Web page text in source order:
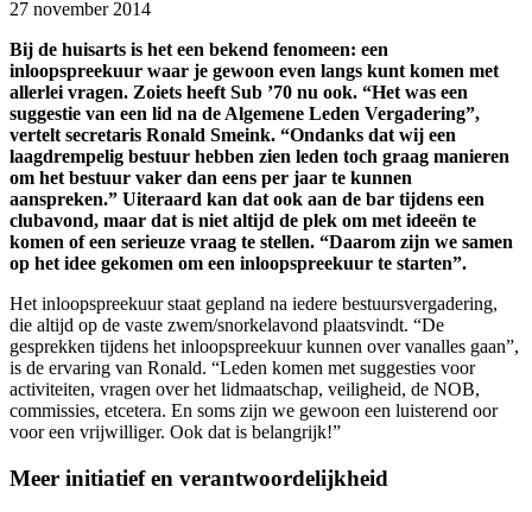
27 november 2014
Bij de huisarts is het een bekend fenomeen: een
inloopspreekuur waar je gewoon even langs kunt komen met
allerlei vragen. Zoiets heeft Sub ’70 nu ook. “Het was een
suggestie van een lid na de Algemene Leden Vergadering”,
vertelt secretaris Ronald Smeink. “Ondanks dat wij een
laagdrempelig bestuur hebben zien leden toch graag manieren
om het bestuur vaker dan eens per jaar te kunnen
aanspreken.” Uiteraard kan dat ook aan de bar tijdens een
clubavond, maar dat is niet altijd de plek om met ideeën te
komen of een serieuze vraag te stellen. “Daarom zijn we samen
op het idee gekomen om een inloopspreekuur te starten”.
Het inloopspreekuur staat gepland na iedere bestuursvergadering,
die altijd op de vaste zwem/snorkelavond plaatsvindt. “De
gesprekken tijdens het inloopspreekuur kunnen over vanalles gaan”,
is de ervaring van Ronald. “Leden komen met suggesties voor
activiteiten, vragen over het lidmaatschap, veiligheid, de NOB,
commissies, etcetera. En soms zijn we gewoon een luisterend oor
voor een vrijwilliger. Ook dat is belangrijk!”
Meer initiatief en verantwoordelijkheid